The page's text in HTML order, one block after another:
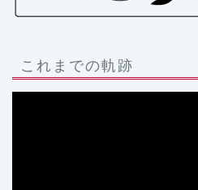
これまでの軌跡